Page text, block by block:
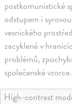
postkomunistické
odstupem i
vesnického
zacyklené v
problémů,
společenské vzorce.
High-contrast